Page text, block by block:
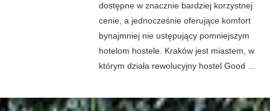
dostępne w znacznie bardziej korzystnej
cenie, a jednocześnie oferujące komfort
bynajmniej nie ustępujący pomniejszym
hotelom hostele. Kraków jest miastem, w
którym działa rewolucyjny hostel Good ...